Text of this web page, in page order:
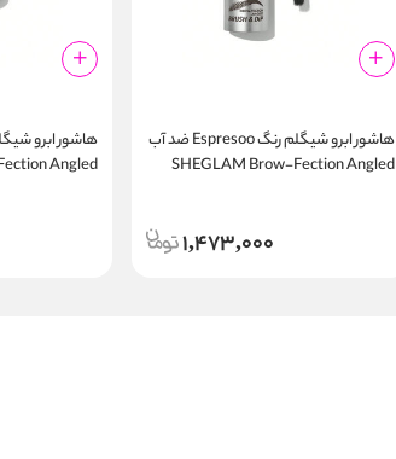
هاشور ابرو شیگلم رنگ Espresoo ضد آب
SHEGLAM Brow-Fection Angled
1,473,000
Angled